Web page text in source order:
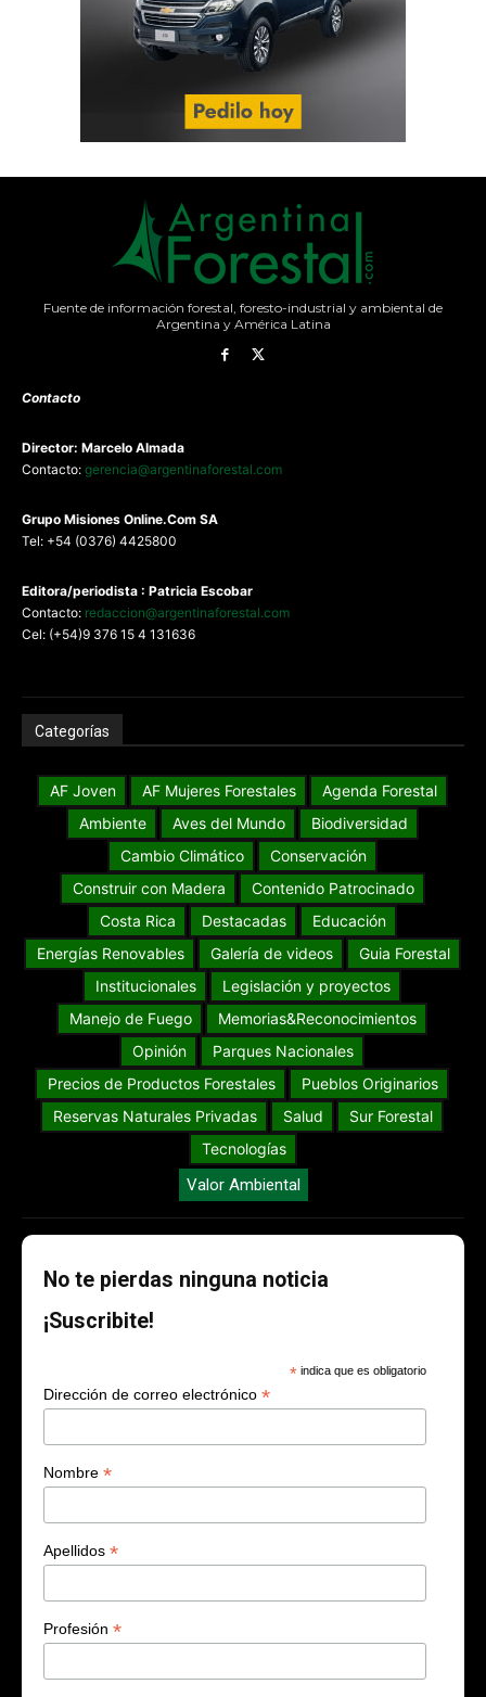
Fuente de información forestal, foresto-industrial y ambiental de
Argentina y América Latina
Contacto
Director: Marcelo Almada
Contacto: gerencia@argentinaforestal.com
Grupo Misiones Online.Com SA
Tel: +54 (0376) 4425800
Editora/periodista : Patricia Escobar
Contacto: redaccion@argentinaforestal.com
Cel: (+54)9 376 15 4 131636
Categorías
AF Joven AF Mujeres Forestales
Agenda Forestal
Ambiente
Aves del Mundo
Biodiversidad
Cambio Climático
Conservación
Construir con Madera
Contenido Patrocinado
Costa Rica
Destacadas
Educación
Energías Renovables
Galería de videos
Guia Forestal
Institucionales
Legislación y proyectos
Manejo de Fuego
Memorias&Reconocimientos
Opinión
Parques Nacionales
Precios de Productos Forestales
Pueblos Originarios
Reservas Naturales Privadas
Salud
Sur Forestal
Tecnologías
Valor Ambiental
No te pierdas ninguna noticia
¡Suscribite!
* indica que es obligatorio
Dirección de correo electrónico *
Nombre *
Apellidos *
Profesión *